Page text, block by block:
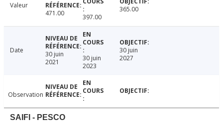
Valeur
471.00
397.00
365.00
Date
30 juin
2021
30 juin
2023
30 juin
2027
Observation
SAIFI - PESCO